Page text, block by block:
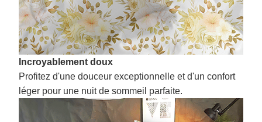
Incroyablement doux
Profitez d'une douceur exceptionnelle et d'un confort
léger pour une nuit de sommeil parfaite.